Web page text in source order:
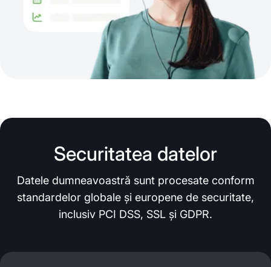
Securitatea datelor
Datele dumneavoastră sunt procesate conform
standardelor globale și europene de securitate,
inclusiv PCI DSS, SSL și GDPR.